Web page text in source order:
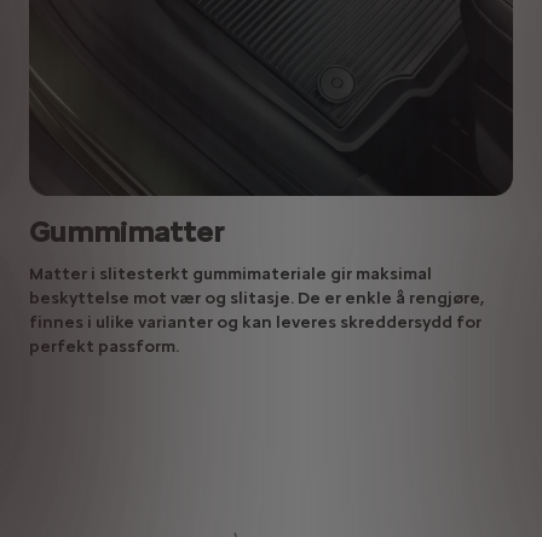
Gummimatter
Matter i slitesterkt gummimateriale gir maksimal
beskyttelse mot vær og slitasje. De er enkle å rengjøre,
finnes i ulike varianter og kan leveres skreddersydd for
perfekt passform.